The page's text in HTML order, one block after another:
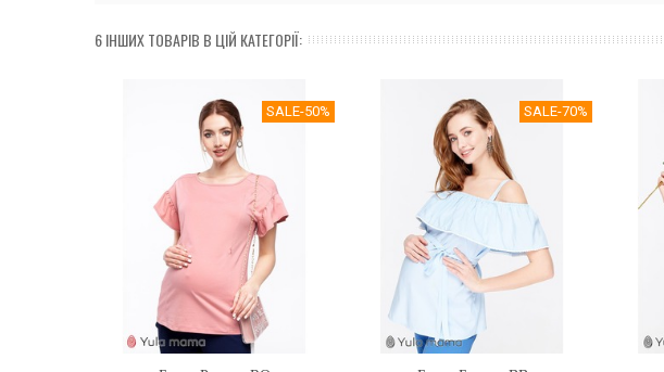
6 ІНШИХ ТОВАРІВ В ЦІЙ КАТЕГОРІЇ:
SALE-50% SALE-70%